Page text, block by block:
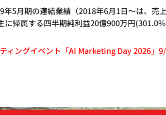
5月期の連結業績（2018年6月1日～は、
帰属する四半期純利益20億900万円
ィングイベント「AI Marketing Day 2026」9/